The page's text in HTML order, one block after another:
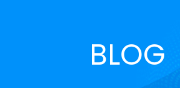
BLOG